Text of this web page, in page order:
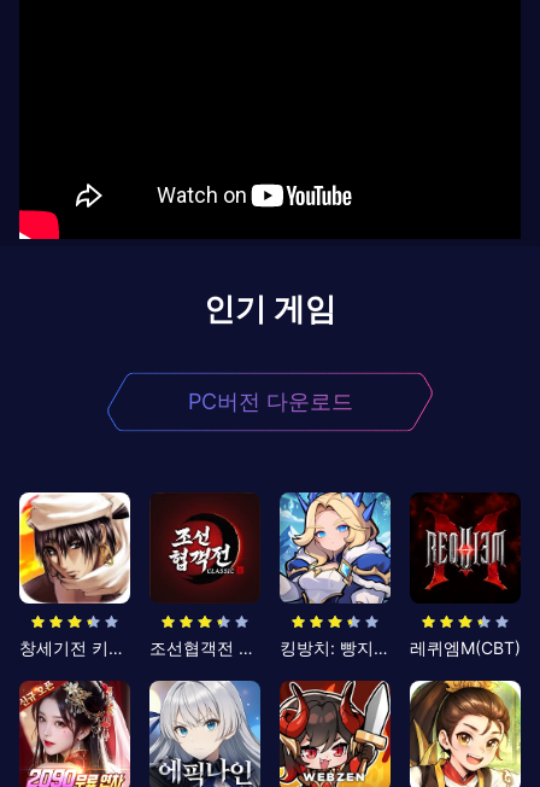
인기 게임
PC버전 다운로드
창세기전 키우기 조선협객전 클래식 킹방치: 빵지의 제왕 레퀴엠M(CBT)